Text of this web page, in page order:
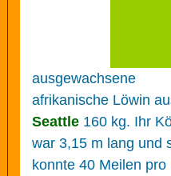
ausgewachsene
afrikanische Löwin
Seattle 160 kg. Ihr
war 3,15 m lang und
konnte 40 Meilen pro